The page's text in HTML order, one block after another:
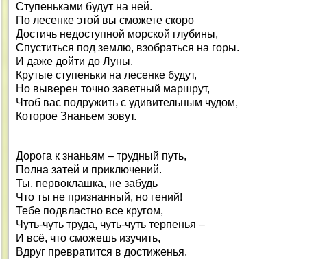
Ступеньками будут на ней.
По лесенке этой вы сможете скоро
Достичь недоступной морской глубины,
Спуститься под землю, взобраться на горы.
И даже дойти до Луны.
Крутые ступеньки на лесенке будут,
Но выверен точно заветный маршрут,
Чтоб вас подружить с удивительным чудом,
Которое Знаньем зовут.
Дорога к знаньям – трудный путь,
Полна затей и приключений.
Ты, первоклашка, не забудь
Что ты не признанный, но гений!
Тебе подвластно все кругом,
Чуть-чуть труда, чуть-чуть терпенья –
И всё, что сможешь изучить,
Вдруг превратится в достиженья.